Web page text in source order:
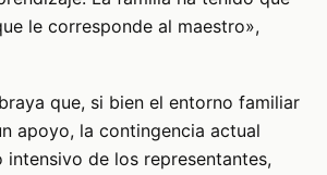
le corresponde al maestro»,
que, si bien el entorno familiar
apoyo, la contingencia actual
intensivo de los representantes,